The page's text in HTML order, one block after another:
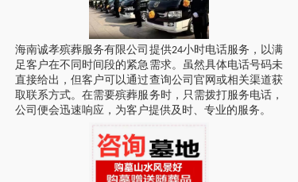
海南诚孝殡葬服务有限公司提供24小时电话服务，以满
足客户在不同时间段的紧急需求。虽然具体电话号码未
直接给出，但客户可以通过查询公司官网或相关渠道获
取联系方式。在需要殡葬服务时，只需拨打服务电话，
公司便会迅速响应，为客户提供及时、专业的服务。